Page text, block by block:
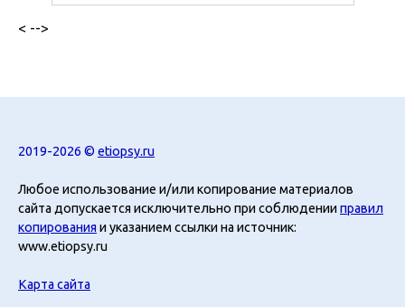
< -->
2019-2026 © etiopsy.ru
Любое использование и/или копирование материалов
сайта допускается исключительно при соблюденииправил
копирования и указанием ссылки на источник:
www.etiopsy.ru
Карта сайта